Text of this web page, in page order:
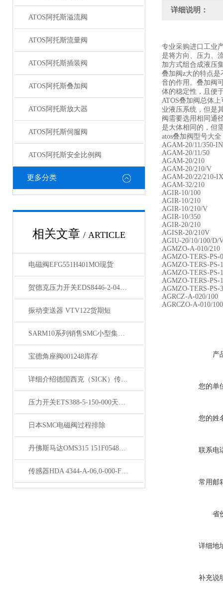
ATOS阿托斯溢流阀
ATOS阿托斯流量阀
ATOS阿托斯插装阀
ATOS阿托斯叠加阀
ATOS阿托斯放大器
ATOS阿托斯伺服阀
ATOS阿托斯安全比例阀
更多分类
相关文章 / ARTICLE
电磁阀EFG551H401MO现货
贺德克压力开关EDS8446-2-0400-000天津发货
振动变送器 VTV122货期短
SARM10系列销售SMC小型集装式减压阀
宝德角座阀001248库存
详细介绍德国西克（SICK）传感器特性
压力开关ETS388-5-150-000天津库存
日本SMC电磁阀过程排除
丹佛斯马达OMS315 151F0548经销商
传感器HDA 4344-A-06,0-000-F1经销
详细说明：
专业采购进口工业
是将方向、压力、
加方式组合成液压
叠加阀z大的特点
音的作用。叠加阀
体的稳定性，且便
ATOS叠加阀总体
业液压系统，但是
阀需要选用相同通
是大体相同的，但
atos叠加阀型号大全
AGAM-20/11/
AGAM-20/11/50
AGAM-20/
AGAM-20/210/V
AGAM-20/22/
AGAM-32/210
AGIR-10/100
AGIR-10/210
AGIR-10/210/V
AGIR-10/350
AGIR-20/210
AGISR-20/210V
AGIU-20/10/100/D/
AGMZO-A-
AGMZO-TERS-PS-
AGMZO-TERS-
AGMZO-TERS-PS-
AGMZO-TERS-
AGMZO-TERS-PS-
AGRCZ-A-
AGRCZO-A-010/100
产
您的单
您的姓
联系电
常用邮
省
详细地
补充说